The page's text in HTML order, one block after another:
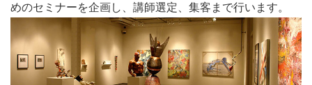
めのセミナーを企画し、講師選定、集客まで行います。